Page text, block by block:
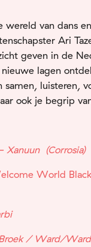
wereld van dans en
Ari
geven in de
lagen
luisteren,
ook je begrip
Xanuun (Corrosia)
World
/ Ward/